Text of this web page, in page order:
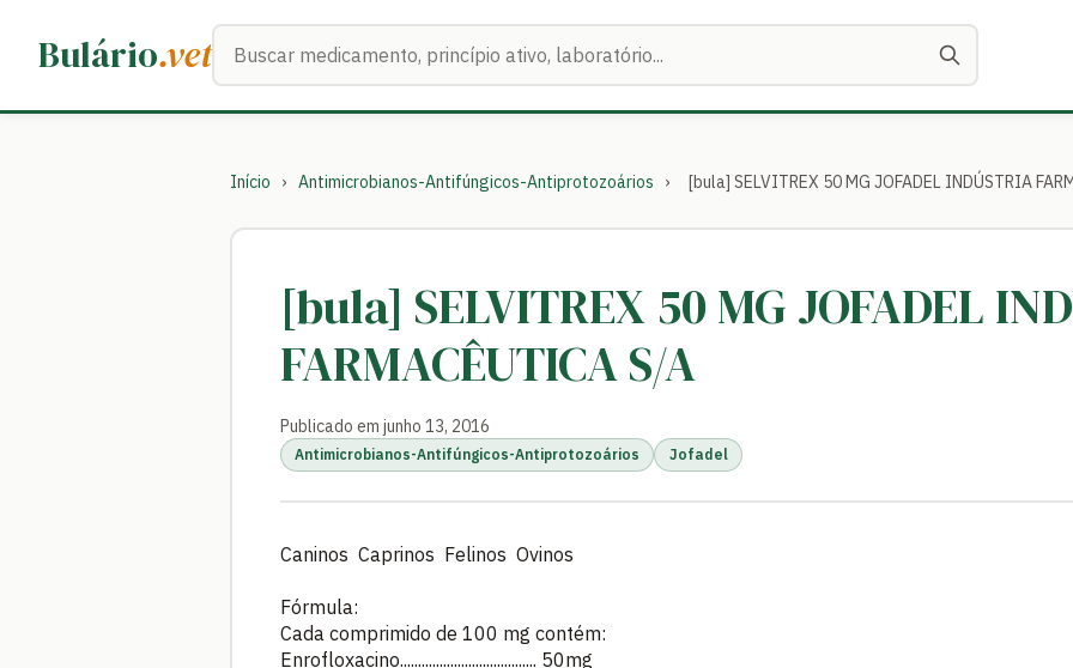
Bulário.vetBuscar medicamentos
Início › Antimicrobianos-Antifúngicos-Antiprotozoários › [bula] SELVITREX 50 MG JOFADEL INDÚSTRIA
[bula] SELVITREX 50 MG JOFADEL
FARMACÊUTICA S/A
Publicado em junho 13, 2016
Antimicrobianos-Antifúngicos-Antiprotozoários Jofadel
Caninos Caprinos Felinos Ovinos
Fórmula:
Cada comprimido de 100 mg contém:
Enrofloxacino...................................... 50mg